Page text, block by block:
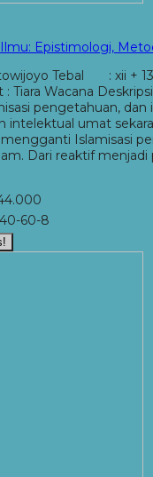
Epistimologi,
Tebal : xii +
Tiara Wacana
pengetahuan,
intelektual umat
mengganti Islamisasi
Dari reaktif menjadi
60-8